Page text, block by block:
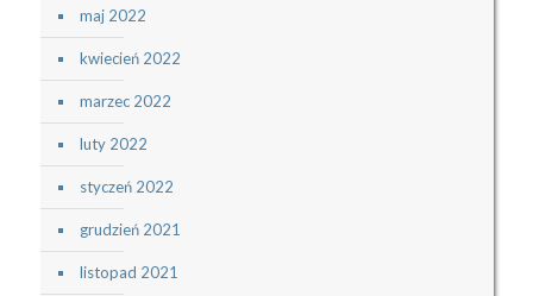
maj 2022
kwiecień 2022
marzec 2022
luty 2022
styczeń 2022
grudzień 2021
listopad 2021